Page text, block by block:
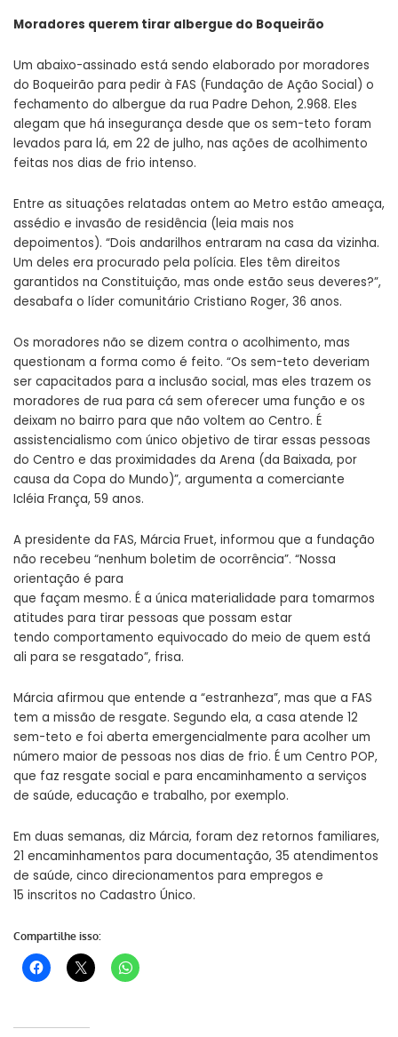
Moradores querem tirar albergue do Boqueirão
Um abaixo-assinado está sendo elaborado por moradores
do Boqueirão para pedir à FAS (Fundação de Ação Social) o
fechamento do albergue da rua Padre Dehon, 2.968. Eles
alegam que há insegurança desde que os sem-teto foram
levados para lá, em 22 de julho, nas ações de acolhimento
feitas nos dias de frio intenso.
Entre as situações relatadas ontem ao Metro estão ameaça,
assédio e invasão de residência (leia mais nos
depoimentos). “Dois andarilhos entraram na casa da vizinha.
Um deles era procurado pela polícia. Eles têm direitos
garantidos na Constituição, mas onde estão seus deveres?”,
desabafa o líder comunitário Cristiano Roger, 36 anos.
Os moradores não se dizem contra o acolhimento, mas
questionam a forma como é feito. “Os sem-teto deveriam
ser capacitados para a inclusão social, mas eles trazem os
moradores de rua para cá sem oferecer uma função e os
deixam no bairro para que não voltem ao Centro. É
assistencialismo com único objetivo de tirar essas pessoas
do Centro e das proximidades da Arena (da Baixada, por
causa da Copa do Mundo)”, argumenta a comerciante
Icléia França, 59 anos.
A presidente da FAS, Márcia Fruet, informou que a fundação
não recebeu “nenhum boletim de ocorrência”. “Nossa
orientação é para
que façam mesmo. É a única materialidade para tomarmos
atitudes para tirar pessoas que possam estar
tendo comportamento equivocado do meio de quem está
ali para se resgatado”, frisa.
Márcia afirmou que entende a “estranheza”, mas que a FAS
tem a missão de resgate. Segundo ela, a casa atende 12
sem-teto e foi aberta emergencialmente para acolher um
número maior de pessoas nos dias de frio. É um Centro POP,
que faz resgate social e para encaminhamento a serviços
de saúde, educação e trabalho, por exemplo.
Em duas semanas, diz Márcia, foram dez retornos familiares,
21 encaminhamentos para documentação, 35 atendimentos
de saúde, cinco direcionamentos para empregos e
15 inscritos no Cadastro Único.
Compartilhe isso: